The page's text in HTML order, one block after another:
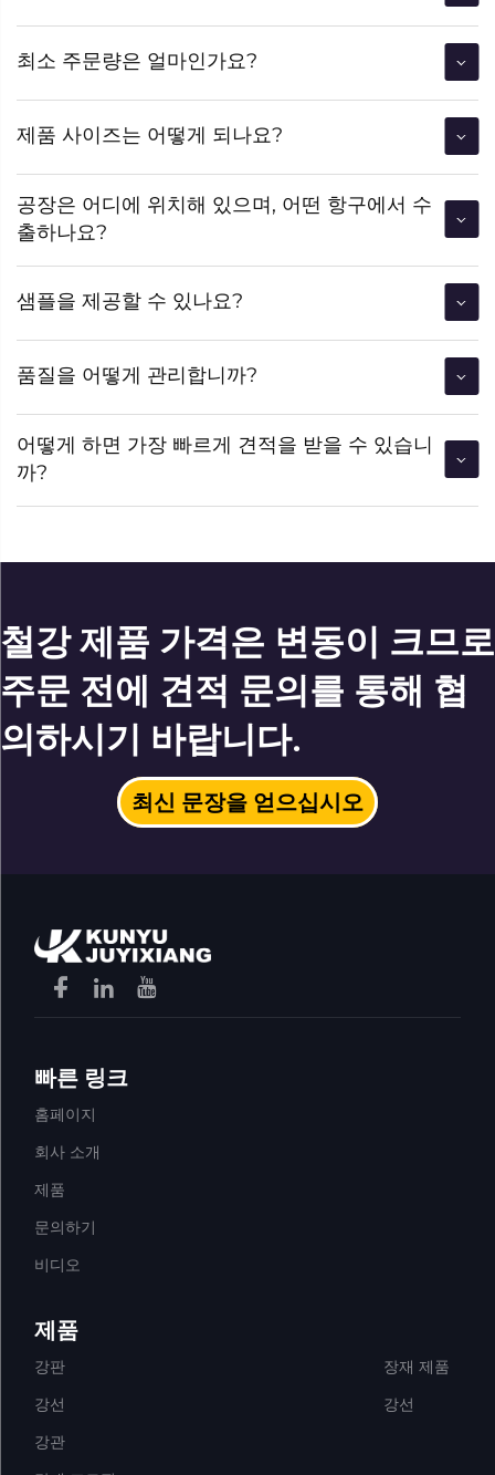
최소 주문량은 얼마인가요?
제품 사이즈는 어떻게 되나요?
공장은 어디에 위치해 있으며, 어떤 항구에서 수
출하나요?
샘플을 제공할 수 있나요?
품질을 어떻게 관리합니까?
어떻게 하면 가장 빠르게 견적을 받을 수 있습니
까?
철강 제품 가격은 변동이 크므로
주문 전에 견적 문의를 통해 협
의하시기 바랍니다.
최신 문장을 얻으십시오
빠른 링크
홈페이지
회사 소개
제품
문의하기
비디오
제품
강판
강선
강관
장재 제품
강선